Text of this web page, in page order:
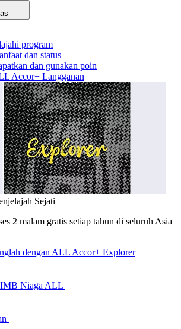
program
dan status
dan gunakan poin
Accor+ Langganan
Sejati
2 malam gratis setiap tahun di seluruh Asia
dengan ALL Accor+ Explorer
Niaga ALL